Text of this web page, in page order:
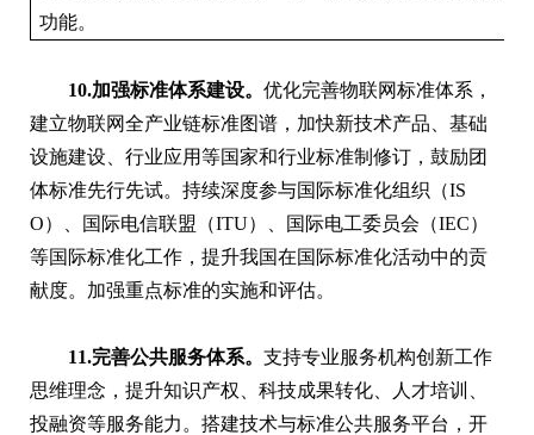
功能。
10.加强标准体系建设。 优化完善物联网标准体系，
建立物联网全产业链标准图谱，加快新技术产品、基础
设施建设、行业应用等国家和行业标准制修订，鼓励团
体标准先行先试。持续深度参与国际标准化组织（IS
O）、国际电信联盟（ITU）、国际电工委员会（IEC）
等国际标准化工作，提升我国在国际标准化活动中的贡
献度。加强重点标准的实施和评估。
11.完善公共服务体系。 支持专业服务机构创新工作
思维理念，提升知识产权、科技成果转化、人才培训、
投融资等服务能力。搭建技术与标准公共服务平台，开